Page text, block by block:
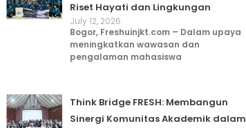
Riset Hayati dan Lingkungan
July 12, 2026
Bogor, Freshuinjkt.com – Dalam upaya
meningkatkan wawasan dan
pengalaman mahasiswa
Think Bridge FRESH: Membangun
Sinergi Komunitas Akademik dalam